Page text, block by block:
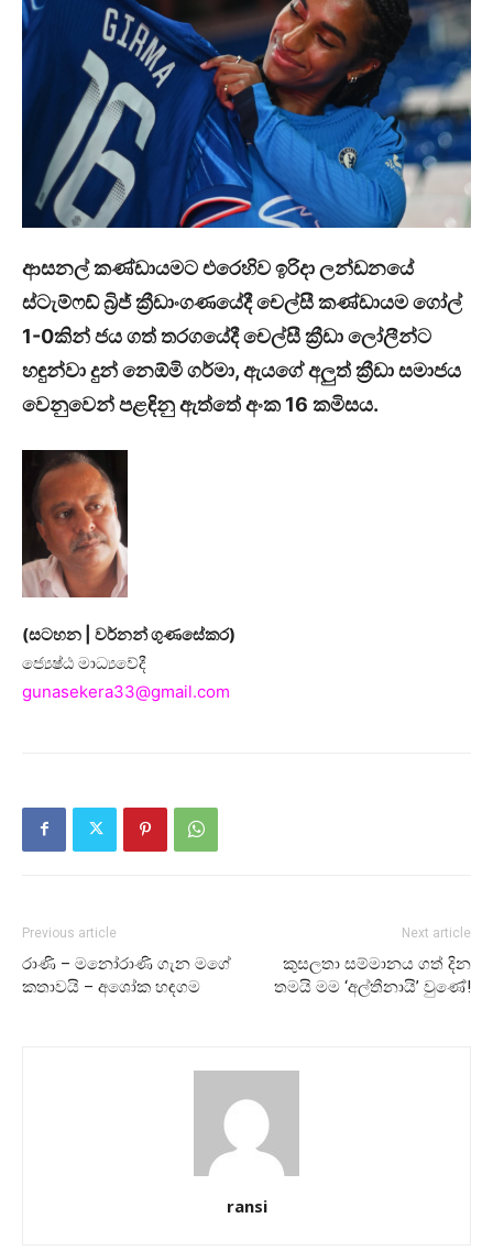
ආසනල් කණ්ඩායමට එරෙහිව ඉරිදා ලන්ඩනයේ
ස්ටැම්ෆඩ් බ්‍රිජ් ක්‍රීඩාංගණයේදී චෙල්සී කණ්ඩායම ගෝල්
1-0කින් ජය ගත් තරගයේදී චෙල්සී ක්‍රීඩා ලෝලීන්ට
හඳුන්වා දුන් නෙඕමි ගර්මා, ඇයගේ අලුත් ක්‍රීඩා සමාජය
වෙනුවෙන් පළඳිනු ඇත්තේ අංක 16 කමිසය.
(සටහන | වර්නන් ගුණසේකර)
ජ්‍යෙෂ්ඨ මාධ්‍යවේදී
gunasekera33@gmail.com
Previous article
රාණි – මනෝරාණි ගැන මගේ
කතාවයි – අශෝක හඳගම
Next article
කුසලතා සම්මානය ගත් දින
තමයි මම ‘අල්තීනායි’ වුණේ!
ransi